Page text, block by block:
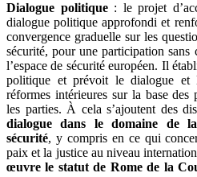
Dialogue politique: le projet
dialogue politique approfondi et
convergence graduelle sur les
sécurité, pour une participation sans
l’espace de sécurité européen. Il
politique et prévoit le dialogue et
réformes intérieures sur la base
les parties. À cela s’ajoutent des
dialogue dans le domaine de
sécurité, y compris en ce qui
paix et la justice au niveau
œuvre le statut de Rome de la